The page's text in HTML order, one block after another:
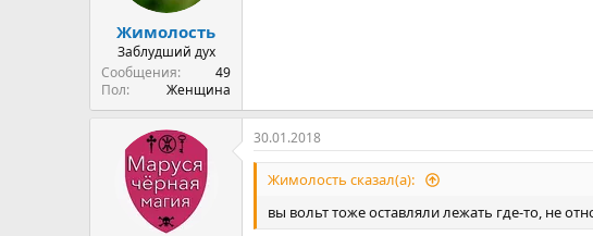
Жимолость
Заблудший дух
Сообщения
49
Пол
Женщина
30.01.2018
Жимолость сказал(а):
вы вольт тоже оставляли лежать где-то, не